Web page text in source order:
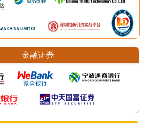
金融证券